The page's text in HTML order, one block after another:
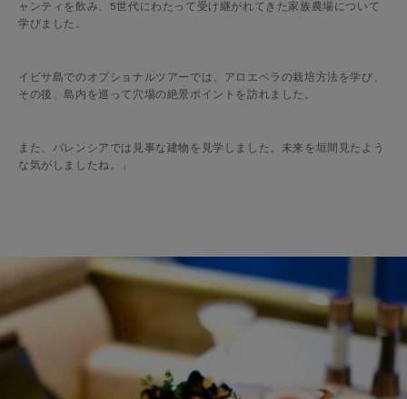
ャンティを飲み、5世代にわたって受け継がれてきた家族農場について
学びました。
イビサ島でのオプショナルツアーでは、アロエベラの栽培方法を学び、
その後、島内を巡って穴場の絶景ポイントを訪れました。
また、バレンシアでは見事な建物を見学しました。未来を垣間見たよう
な気がしましたね。」